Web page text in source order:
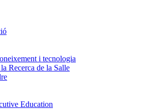
i tecnologia
Recerca de la Salle
Education